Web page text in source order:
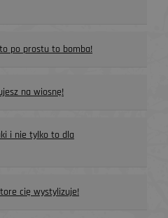
po prostu to bomba!
na wiosnę!
i nie tylko to dla
cię wystylizuje!